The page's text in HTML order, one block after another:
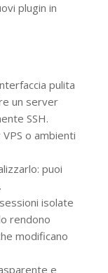
plugin in
pulita
un server
SSH.
o ambienti
puoi
isolate
rendono
modificano
e